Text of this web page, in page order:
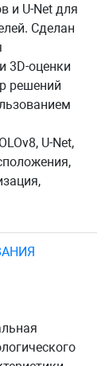
и U-Net для
Сделан
3D-оценки
решений
U-Net,